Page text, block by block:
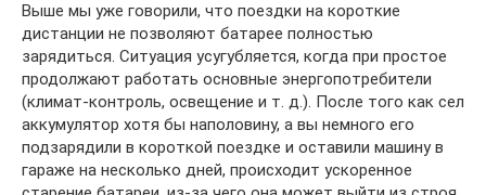
Выше мы уже говорили, что поездки на короткие
дистанции не позволяют батарее полностью
зарядиться. Ситуация усугубляется, когда при простое
продолжают работать основные энергопотребители
(климат-контроль, освещение и т. д.). После того как сел
аккумулятор хотя бы наполовину, а вы немного его
подзарядили в короткой поездке и оставили машину в
гараже на несколько дней, происходит ускоренное